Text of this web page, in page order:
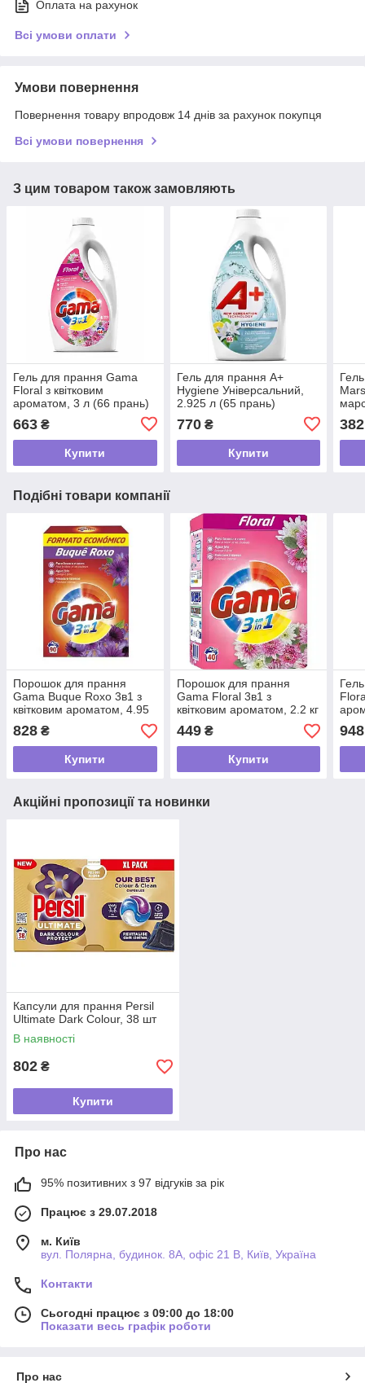
Оплата на рахунок
Всі умови оплати
Умови повернення
Повернення товару впродовж 14 днів за рахунок покупця
Всі умови повернення
З цим товаром також замовляють
Гель для прання Gama
Floral з квітковим
ароматом, 3 л (66 прань)
663 ₴
Купити
Гель для прання A+
Hygiene Універсальний,
2.925 л (65 прань)
770₴
Купити
382
Подібні товари компанії
Порошок для прання
Gama Buque Roxo 3в1 з
квітковим ароматом, 4.95
кг (90 прань)
828 ₴
Купити
Порошок для прання
Gama Floral 3в1 з
квітковим ароматом, 2.2 кг
(40 прань)
449₴
Купити
948
Акційні пропозиції та новинки
Капсули для прання Persil
Ultimate Dark Colour, 38 шт
В наявності
802 ₴
Купити
Про нас
95% позитивних з 97 відгуків за рік
Працює з 29.07.2018
м. Київ
вул. Полярна, будинок. 8А, офіс 21 В, Київ, Україна
Контакти
Сьогодні працює з 09:00 до 18:00
Показати весь графік роботи
Про нас